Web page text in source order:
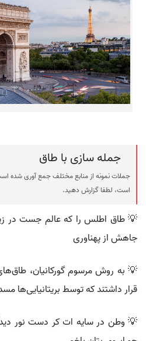
جمله سازی با طاق
جملات نمونه از منابع مختلف جمع آوری شده
است، لطفا گزارش دهید.
💡 طاق اطلس را که عالم جست در
جاهش از پهناوری
💡 به روش مرسوم گورکانیان،
قرار داشتند که توسط بریتانیایی‌ها
💡 وطن در سایه ات کر دست نور